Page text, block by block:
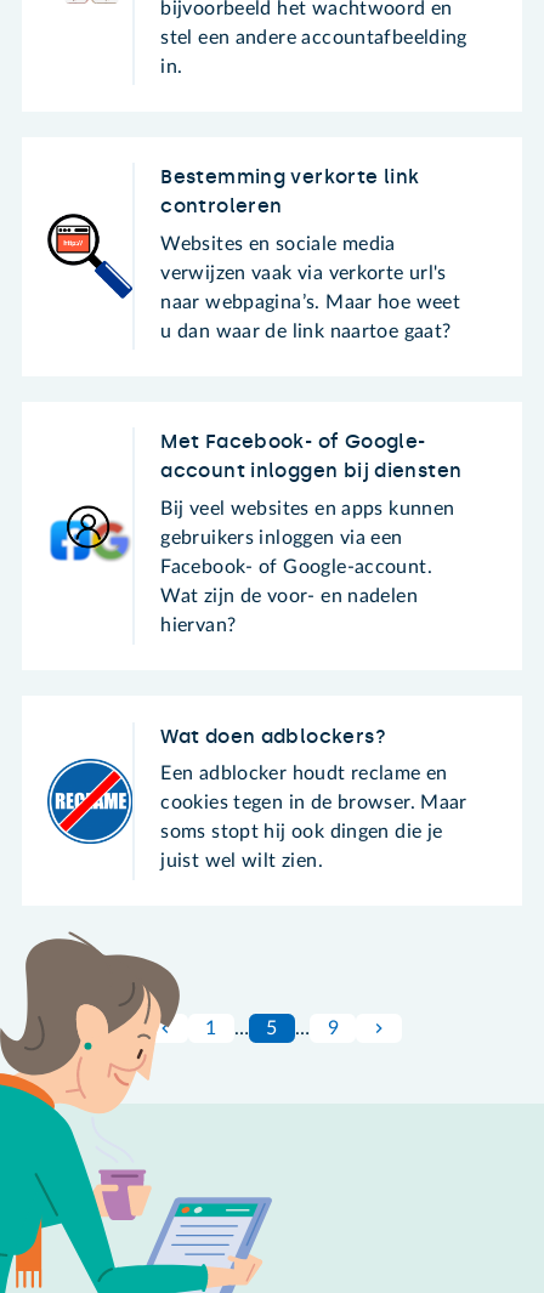
bijvoorbeeld het wachtwoord en
stel een andere accountafbeelding
in.
Bestemming verkorte link
controleren
Websites en sociale media
verwijzen vaak via verkorte url's
naar webpagina’s. Maar hoe weet
u dan waar de link naartoe gaat?
Met Facebook- of Google-
account inloggen bij diensten
Bij veel websites en apps kunnen
gebruikers inloggen via een
Facebook- of Google-account.
Wat zijn de voor- en nadelen
hiervan?
Wat doen adblockers?
Een adblocker houdt reclame en
cookies tegen in de browser. Maar
soms stopt hij ook dingen die je
juist wel wilt zien.
1 … 5 … 9